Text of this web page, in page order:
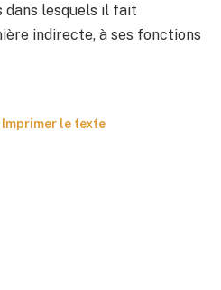
dans lesquels il fait
indirecte, à ses fonctions
Imprimer le texte